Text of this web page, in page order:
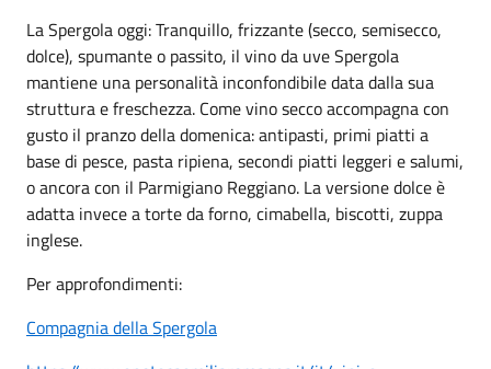
La Spergola oggi: Tranquillo, frizzante (secco, semisecco,
dolce), spumante o passito, il vino da uve Spergola
mantiene una personalità inconfondibile data dalla sua
struttura e freschezza. Come vino secco accompagna con
gusto il pranzo della domenica: antipasti, primi piatti a
base di pesce, pasta ripiena, secondi piatti leggeri e salumi,
o ancora con il Parmigiano Reggiano. La versione dolce è
adatta invece a torte da forno, cimabella, biscotti, zuppa
inglese.
Per approfondimenti:
Compagnia della Spergola